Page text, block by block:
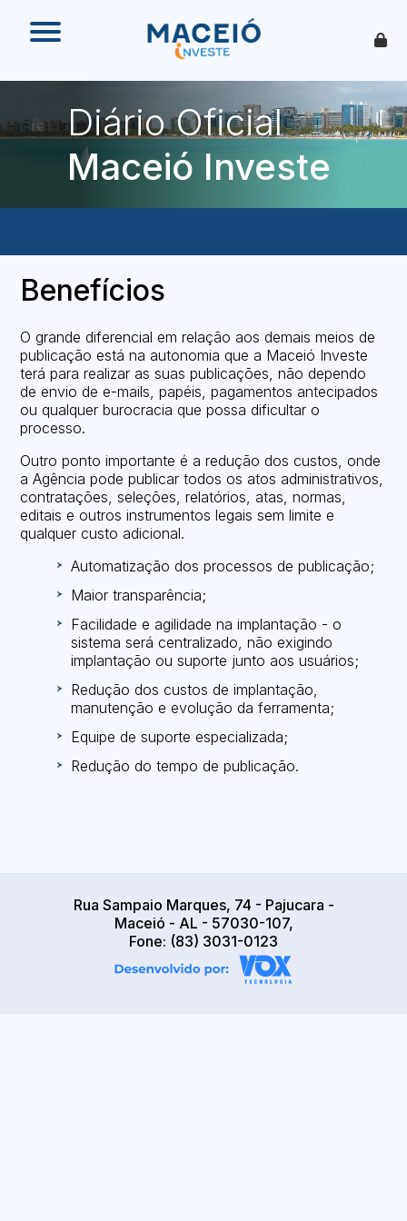
O que é
Como funciona
Benefícios
O Que Pode Ser Publicado
Benefícios
O grande diferencial em relação aos demais meios de
publicação está na autonomia que a Maceió Investe
terá para realizar as suas publicações, não dependo
de envio de e-mails, papéis, pagamentos antecipados
ou qualquer burocracia que possa dificultar o
processo.
Outro ponto importante é a redução dos custos, onde
a Agência pode publicar todos os atos administrativos,
contratações, seleções, relatórios, atas, normas,
editais e outros instrumentos legais sem limite e
qualquer custo adicional.
Automatização dos processos de publicação;
Maior transparência;
Facilidade e agilidade na implantação - o
sistema será centralizado, não exigindo
implantação ou suporte junto aos usuários;
Redução dos custos de implantação,
manutenção e evolução da ferramenta;
Equipe de suporte especializada;
Redução do tempo de publicação.
Rua Sampaio Marques, 74 - Pajucara -
Maceió - AL - 57030-107,
Fone: (83) 3031-0123